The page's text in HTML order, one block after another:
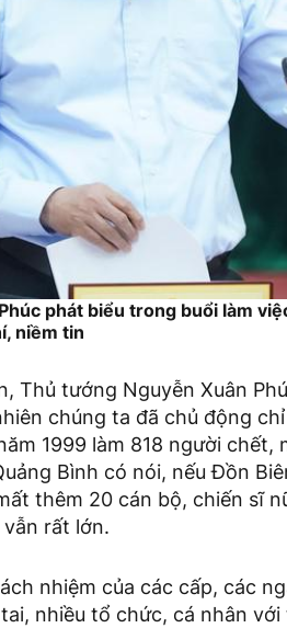
phát biểu trong buổi làm
niềm tin
Thủ tướng Nguyễn Xuân
chúng ta đã chủ động
1999 làm 818 người chết,
Bình có nói, nếu Đồn
thêm 20 cán bộ, chiến sĩ
rất lớn.
nhiệm của các cấp, các
nhiều tổ chức, cá nhân